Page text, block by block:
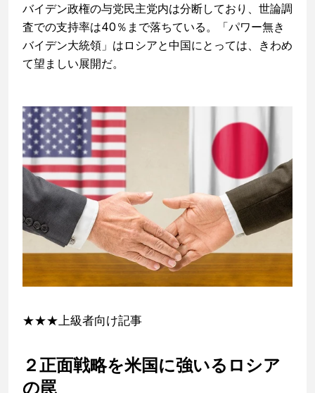
バイデン政権の与党民主党内は分断しており、世論調
査での支持率は40％まで落ちている。「パワー無き
バイデン大統領」はロシアと中国にとっては、きわめ
て望ましい展開だ。
★★★上級者向け記事
２正面戦略を米国に強いるロシア
の罠